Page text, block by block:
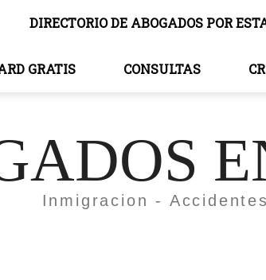
DIRECTORIO DE ABOGADOS POR
GRATIS CONSULTAS
Inmigracion -